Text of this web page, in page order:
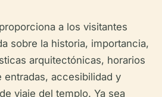
a los visitantes
sobre la historia, importancia,
arquitectónicas, horarios
entradas, accesibilidad y
viaje del templo. Ya sea